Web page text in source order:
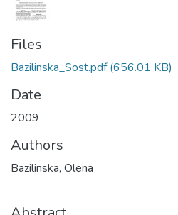
Files
Bazilinska_Sost.pdf(656.01 KB)
Date
2009
Authors
Bazilinska, Olena